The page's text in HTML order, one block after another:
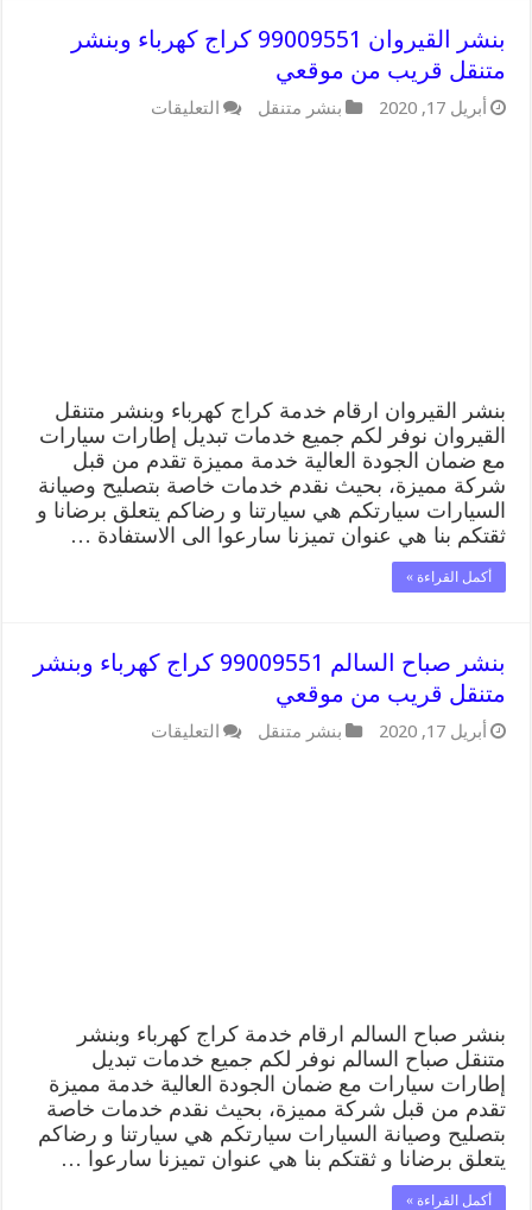
بنشر القيروان 99009551 كراج كهرباء وبنشر
متنقل قريب من موقعي
أبريل 17, 2020 بنشر متنقل التعليقات
بنشر القيروان ارقام خدمة كراج كهرباء وبنشر متنقل
القيروان نوفر لكم جميع خدمات تبديل إطارات سيارات
مع ضمان الجودة العالية خدمة مميزة تقدم من قبل
شركة مميزة، بحيث نقدم خدمات خاصة بتصليح وصيانة
السيارات سيارتكم هي سيارتنا و رضاكم يتعلق برضانا و
ثقتكم بنا هي عنوان تميزنا سارعوا الى الاستفادة …
أكمل القراءة »
بنشر صباح السالم 99009551 كراج كهرباء وبنشر
متنقل قريب من موقعي
أبريل 17, 2020 بنشر متنقل التعليقات
بنشر صباح السالم ارقام خدمة كراج كهرباء وبنشر
متنقل صباح السالم نوفر لكم جميع خدمات تبديل
إطارات سيارات مع ضمان الجودة العالية خدمة مميزة
تقدم من قبل شركة مميزة، بحيث نقدم خدمات خاصة
بتصليح وصيانة السيارات سيارتكم هي سيارتنا و رضاكم
يتعلق برضانا و ثقتكم بنا هي عنوان تميزنا سارعوا …
أكمل القراءة »